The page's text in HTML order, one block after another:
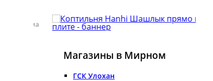
Магазины в Мирном
ГСК Улохан